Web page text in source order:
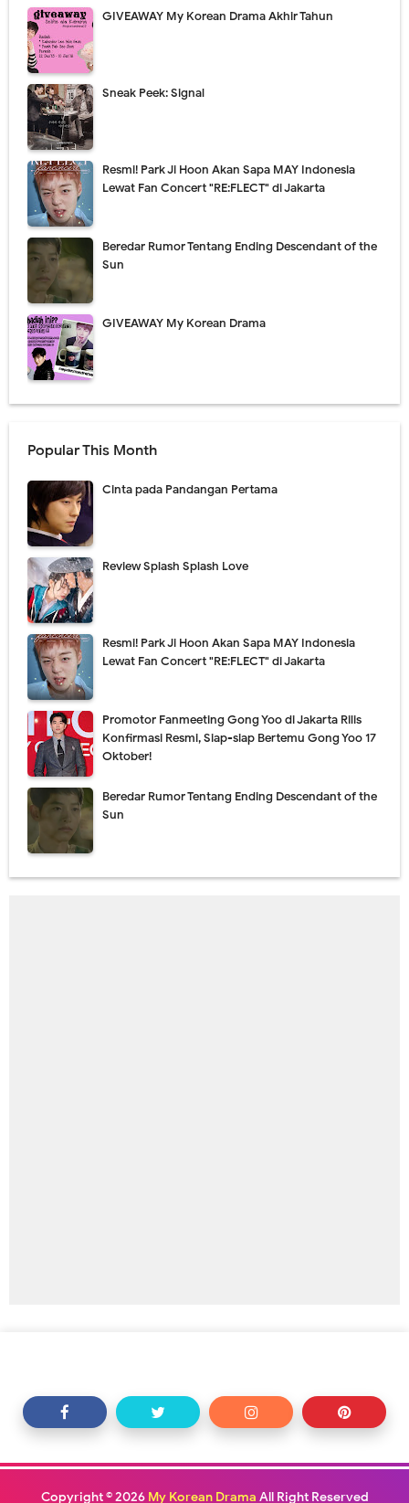
GIVEAWAY My Korean Drama Akhir Tahun
Sneak Peek: Signal
Resmi! Park Ji Hoon Akan Sapa MAY Indonesia
Lewat Fan Concert "RE:FLECT" di Jakarta
Beredar Rumor Tentang Ending Descendant of the
Sun
GIVEAWAY My Korean Drama
Popular This Month
Cinta pada Pandangan Pertama
Review Splash Splash Love
Resmi! Park Ji Hoon Akan Sapa MAY Indonesia
Lewat Fan Concert "RE:FLECT" di Jakarta
Promotor Fanmeeting Gong Yoo di Jakarta Rilis
Konfirmasi Resmi, Siap-siap Bertemu Gong Yoo 17
Oktober!
Beredar Rumor Tentang Ending Descendant of the
Sun
Copyright ©2026 My Korean Drama All Right Reserved